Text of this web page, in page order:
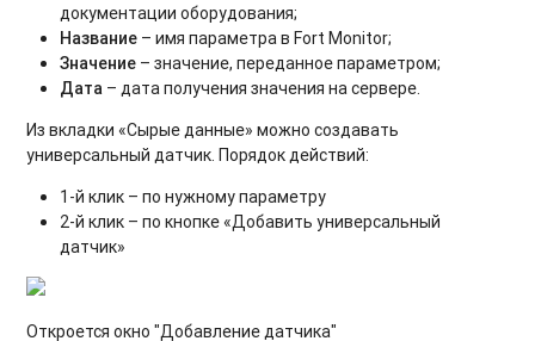
документации оборудования;
Название – имя параметра в Fort Monitor;
Значение – значение, переданное параметром;
Дата – дата получения значения на сервере.
Из вкладки «Сырые данные» можно создавать
универсальный датчик. Порядок действий:
1-й клик – по нужному параметру
2-й клик – по кнопке «Добавить универсальный
датчик»
Откроется окно "Добавление датчика"